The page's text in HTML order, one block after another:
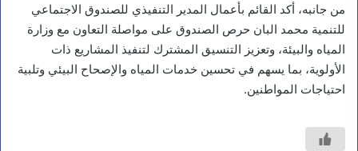
من جانبه، أكد القائم بأعمال المدير التنفيذي للصندوق الاجتماعي
للتنمية محمد البان حرص الصندوق على مواصلة التعاون مع وزارة
المياه والبيئة، وتعزيز التنسيق المشترك لتنفيذ المشاريع ذات
الأولوية، بما يسهم في تحسين خدمات المياه والإصحاح البيئي وتلبية
احتياجات المواطنين.
ل
م
ي
ا
ه
و